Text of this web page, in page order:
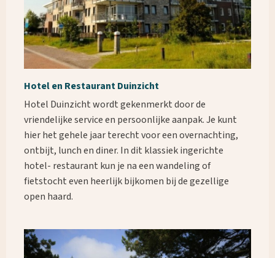
Hotel en Restaurant Duinzicht
Hotel Duinzicht wordt gekenmerkt door de
vriendelijke service en persoonlijke aanpak. Je kunt
hier het gehele jaar terecht voor een overnachting,
ontbijt, lunch en diner. In dit klassiek ingerichte
hotel- restaurant kun je na een wandeling of
fietstocht even heerlijk bijkomen bij de gezellige
open haard.